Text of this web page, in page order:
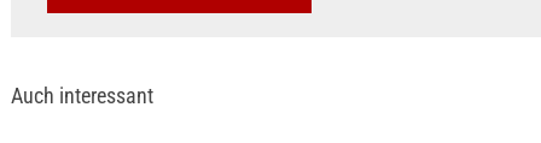
Auch interessant